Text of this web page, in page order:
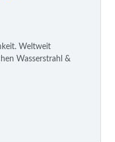
Weltweit
Wasserstrahl &